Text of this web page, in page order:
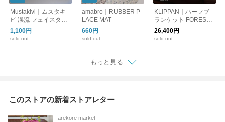
Mustakivi｜ムスタキ
ビ 渓流 フェイスタオ
ル
1,100円
sold out
amabro｜RUBBER P
LACE MAT
660円
sold out
KLIPPAN｜ハーフブ
ランケット FORESTS
POON 90x140cm
26,400円
sold out
もっと見る
このストアの新着ストアレター
arekore market